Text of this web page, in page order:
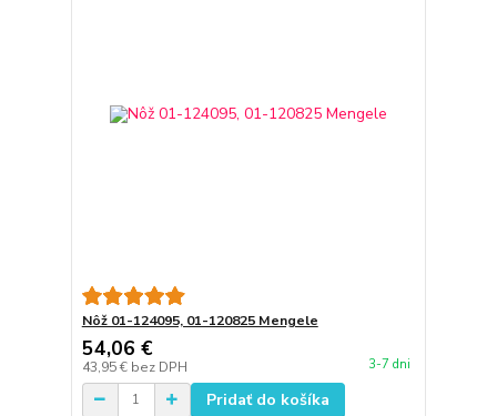
Nôž 01-124095, 01-120825 Mengele
54,06 €
43,95 € bez DPH 3-7 dni
Pridať do košíka